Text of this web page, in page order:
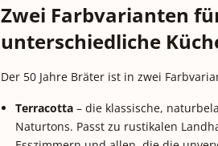
Zwei Farbvarianten
unterschiedliche
Der 50 Jahre Bräter ist in zwei
Terracotta– die klassische,
Naturtons. Passt zu rustikalen